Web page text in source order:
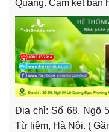
Quang. Cam kết bán
Địa chỉ: Số 68, Ngõ
Từ liêm, Hà Nội. (